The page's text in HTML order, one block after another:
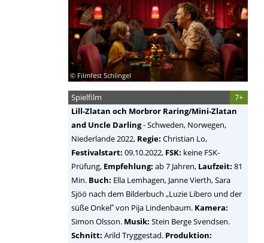
© Filmfest Schlingel
7+
Spielfilm
Lill-Zlatan och Morbror Raring/Mini-Zlatan
and Uncle Darling-Schweden, Norwegen,
Niederlande2022, Regie: Christian Lo,
Festivalstart: 09.10.2022, FSK: keine FSK-
Prüfung, Empfehlung: ab 7 Jahren, Laufzeit: 81
Min. Buch: Ella Lemhagen, Janne Vierth, Sara
Sjöö nach dem Bilderbuch „Luzie Libero und der
süße Onkel‟ von Pija Lindenbaum. Kamera:
Simon Olsson. Musik: Stein Berge Svendsen.
Schnitt: Arild Tryggestad. Produktion: